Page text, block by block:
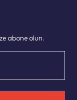
abone olun.